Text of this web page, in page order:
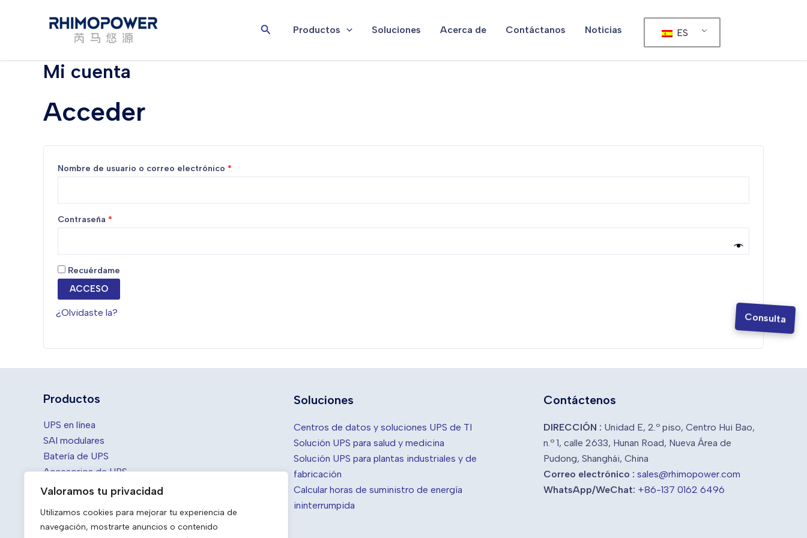
Valoramos tu privacidad
Utilizamos cookies para mejorar tu experiencia de
navegación, mostrarte anuncios o contenido
BuscarProductos Soluciones Acerca de Contáctanos Noticias ES
Mi cuenta
Acceder
Nombre de usuario o correo electrónico *
Contraseña *
Recuérdame
ACCESO
¿Olvidaste la?
Productos
UPS en línea
SAI modulares
Batería de UPS
Accesorios de UPS
Centrales eléctricas portátiles
Soluciones
Centros de datos y soluciones UPS de TI
Solución UPS para salud y medicina
Solución UPS para plantas industriales y de
fabricación
Calcular horas de suministro de energía
ininterrumpida
Contáctenos
DIRECCIÓN : Unidad E, 2.º piso, Centro Hui Bao,
n.º 1, calle 2633, Hunan Road, Nueva Área de
Pudong, Shanghái, China
Correo electrónico : sales@rhimopower.com
WhatsApp/WeChat: +86-137 0162 6496
Consulta